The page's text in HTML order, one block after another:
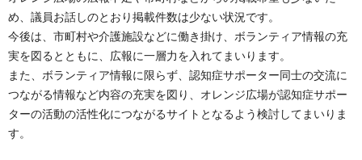
め、議員お話しのとおり掲載件数は少ない状況です。
今後は、市町村や介護施設などに働き掛け、ボランティア情報の充
実を図るとともに、広報に一層力を入れてまいります。
また、ボランティア情報に限らず、認知症サポーター同士の交流に
つながる情報など内容の充実を図り、オレンジ広場が認知症サポー
ターの活動の活性化につながるサイトとなるよう検討してまいりま
す。